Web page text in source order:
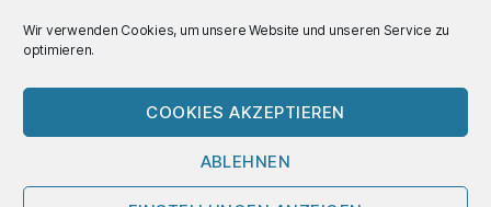
Wir verwenden Cookies, um unsere Website und unseren Service zu
optimieren.
COOKIES AKZEPTIEREN
ABLEHNEN
Lizenz.